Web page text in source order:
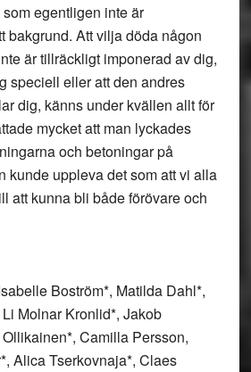
egentligen inte är
bakgrund. Att vilja döda någon
är tillräckligt imponerad av dig,
speciell eller att den andres
dig, känns under kvällen allt för
mycket att man lyckades
och betoningar på
kunde uppleva det som att vi alla
att kunna bli både förövare och
Boström*, Matilda Dahl*,
Molnar Kronlid*, Jakob
Camilla Persson,
Alica Tserkovnaja*, Claes